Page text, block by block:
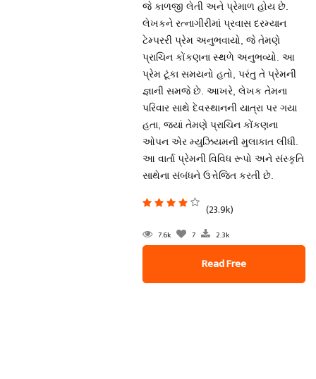
જે કાળજી લેતી અને પ્રેમાળ હોય છે.
લેખકને રત્નાગીરીમાં પ્રવાસ દરમ્યાન
ટેમ્પરરી પ્રેમ અનુભવાયો, જે તેમણે
પ્રાચિન કોંકણના સ્થળે અનુભવ્યો. આ
પ્રેમ ટૂંકા સમયનો હતો, પરંતુ તે પ્રેમની
જ્ઞાની સમજે છે. આખરે, લેખક તેમના
પરિવાર સાથે દેવસ્થાનની યાત્રા પર ગયા
હતા, જ્યાં તેમણે પ્રાચિન કોંકણના
ઓપન એર મ્યુઝિયમની મુલાકાત લીધી.
આ વાર્તા પ્રેમની વિવિધ રૂપો અને સંસ્કૃતિ
સાથેના સંબંધને ઉત્તેજિત કરતી છે.
(23.9k)
7.6k 7 2.3k
Read Free